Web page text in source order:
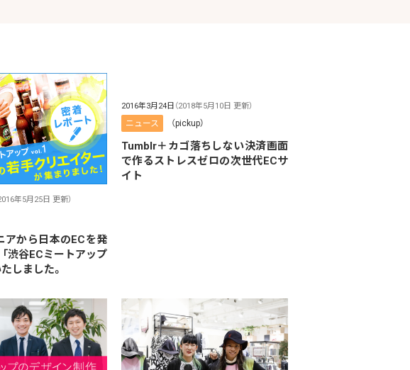
2016年5月25日 更新）
アから日本のECを発
渋谷ECミートアップ
しました。
2016年3月24日 （2018年5月10日 更新）
ニュース （pickup）
Tumblr＋カゴ落ちしない決済画面
で作るストレスゼロの次世代ECサ
イト